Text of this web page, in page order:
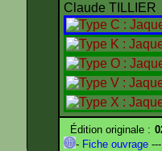
Claude TILLIER
Édition originale :
- Fiche ouvrage ---